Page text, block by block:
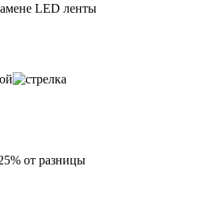
LED ленты
от разницы